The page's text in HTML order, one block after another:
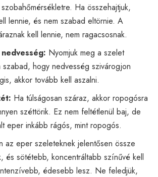
Ha összehajtjuk,
lennie, és nem szabad eltörnie. A
kell lennie, nem ragacsosnak.
Nyomjuk meg a szelet
hogy nedvesség szivárogjon
akkor tovább kell aszalni.
Ha túlságosan száraz, akkor ropogósra
széttörik. Ez nem feltétlenül baj, de
eper inkább rágós, mint ropogós.
az eper szeleteknek jelentősen össze
és sötétebb, koncentráltabb színűvé kell
édesebb lesz. Ne feledjük,